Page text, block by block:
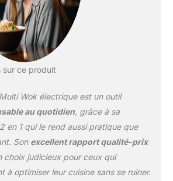
sur ce produit
Wok électrique est un outil
au quotidien, grâce à sa
en 1 qui le rend aussi pratique que
Son excellent rapport qualité-prix
choix judicieux pour ceux qui
à optimiser leur cuisine sans se ruiner.